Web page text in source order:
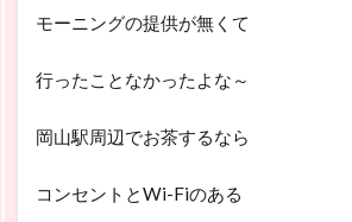
モーニングの提供が無くて
行ったことなかったよな～
岡山駅周辺でお茶するなら
コンセントとWi-Fiのある